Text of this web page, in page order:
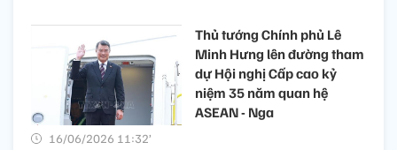
Thủ tướng Chính phủ Lê
Minh Hưng lên đường tham
dự Hội nghị Cấp cao kỷ
niệm 35 năm quan hệ
ASEAN - Nga
16/06/2026 11:32’